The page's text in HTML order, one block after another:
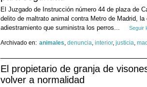
El Juzgado de Instrucción número 44 de plaza de
delito de maltrato animal contra Metro de Madrid, la
adiestramiento que suministra los perros...
Seguir
Archivado en: animales, denuncia, interior, justicia,
El propietario de granja de
volver a normalidad